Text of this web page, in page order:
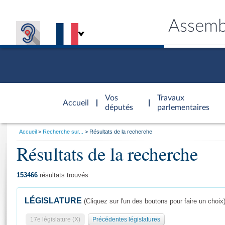
Accueil
d'accueil
Vos
députés
Travaux
parlementaires
Général
Vous
Accueil Recherche sur... Résultats de la recherche
Résultats de la recherche
153466 résultats trouvés
LÉGISLATURE (Cliquez sur l'un des boutons pour faire un choix)
17e législature (X) Précédentes législatures